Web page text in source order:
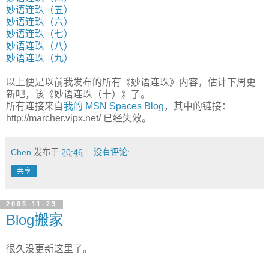
妙语连珠（五）
妙语连珠（六）
妙语连珠（七）
妙语连珠（八）
妙语连珠（九）
以上便是以前我发布的所有《妙语连珠》内容，估计下周更
新吧，该《妙语连珠（十）》了。
所有连接来自我的 MSN Spaces Blog，其中的链接：
http://marcher.vipx.net/ 已经失效。
Chen 发布于 20:46 没有评论:
共享
2005-11-23
Blog搬家
很久没更新这里了。